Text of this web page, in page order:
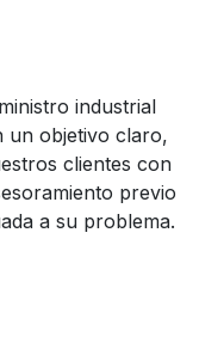
industrial
un objetivo claro,
clientes con
previo
a su problema.